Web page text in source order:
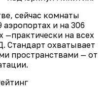
сейчас комнаты
аэропортах и на 306
на всех
Стандарт охватывает
пространствами — от